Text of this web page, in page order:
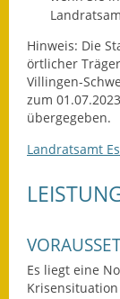
Hinweis: Die
örtlicher
Villingen-
zum
übergegeben.
Landratsamt
Es liegt eine